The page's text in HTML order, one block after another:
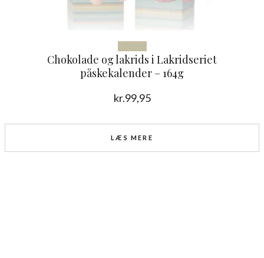
Udsolgt
Chokolade og lakrids i Lakridseriet
påskekalender – 164g
kr.99,95
LÆS MERE